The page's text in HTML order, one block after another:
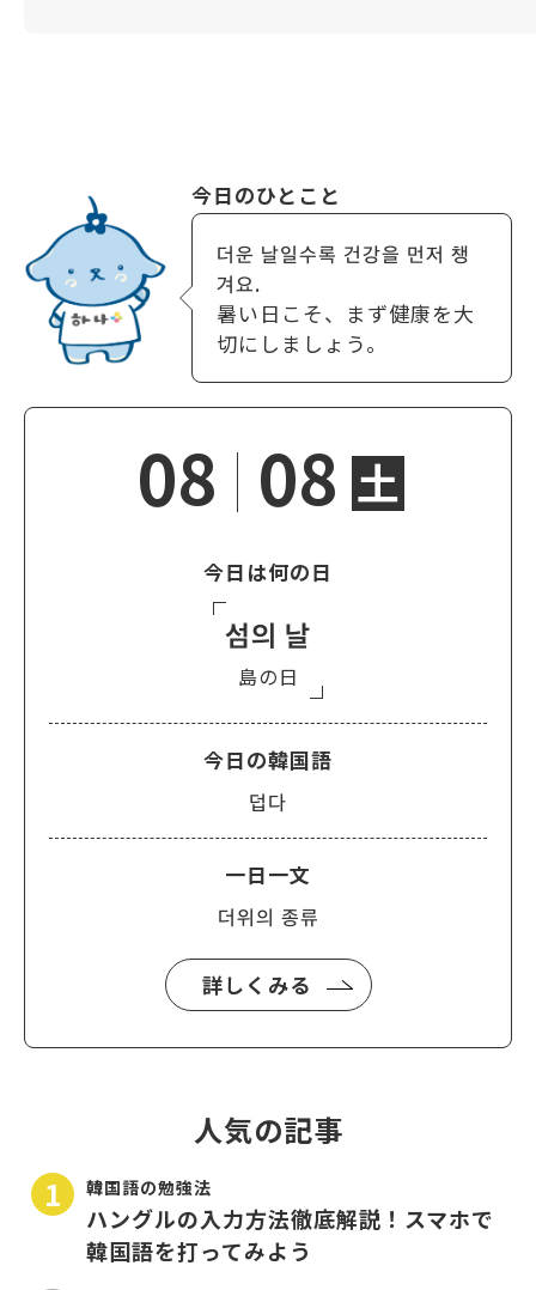
今日のひとこと
더운 날일수록 건강을 먼저 챙
겨요.
暑い日こそ、まず健康を大
切にしましょう。
08 08 土
今日は何の日
섬의 날
島の日
今日の韓国語
덥다
一日一文
더위의 종류
詳しくみる
人気の記事
韓国語の勉強法
ハングルの入力方法徹底解説！スマホで
韓国語を打ってみよう